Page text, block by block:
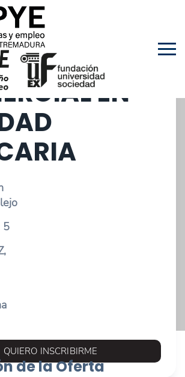
DE ESTANCIAS EN
A
EN
5
QUIERO INSCRIBIRME
de la Oferta